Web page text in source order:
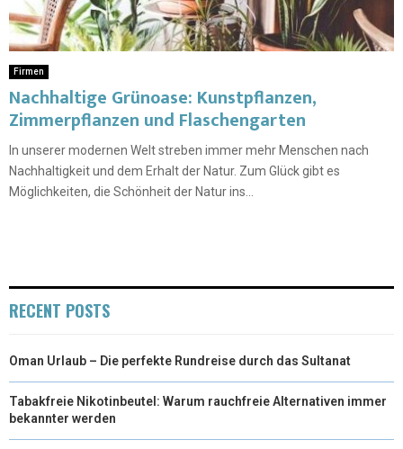
Firmen
Nachhaltige Grünoase: Kunstpflanzen,
Zimmerpflanzen und Flaschengarten
In unserer modernen Welt streben immer mehr Menschen nach
Nachhaltigkeit und dem Erhalt der Natur. Zum Glück gibt es
Möglichkeiten, die Schönheit der Natur ins...
RECENT POSTS
Oman Urlaub – Die perfekte Rundreise durch das Sultanat
Tabakfreie Nikotinbeutel: Warum rauchfreie Alternativen immer
bekannter werden